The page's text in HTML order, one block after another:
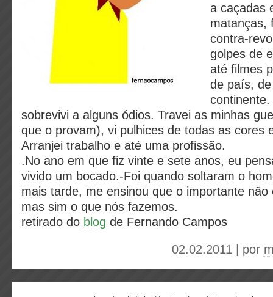
a caçadas
matanças,
contra-
golpes de
até filmes
de país,
sobrevivi a alguns ódios. Travei as minhas
que o provam), vi pulhices de todas as cores
Arranjei trabalho e até uma profissão.
.No ano em que fiz vinte e sete anos, eu
vivido um bocado.-Foi quando soltaram o
mais tarde, me ensinou que o importante
mas sim o que nós fazemos.
retirado do blog de Fernando Campos
02.02.2011 | por